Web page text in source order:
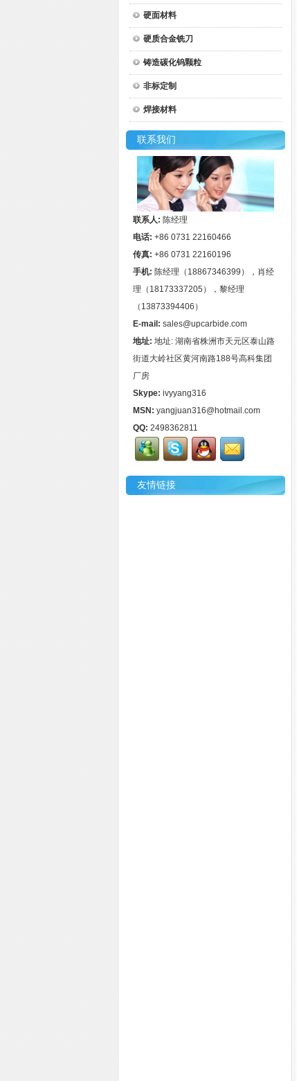
硬面材料
硬质合金铣刀
铸造碳化钨颗粒
非标定制
焊接材料
联系我们
联系人: 陈经理
电话: +86 0731 22160466
传真: +86 0731 22160196
手机: 陈经理（18867346399），肖经
理（18173337205），黎经理
（13873394406）
E-mail: sales@upcarbide.com
地址: 地址: 湖南省株洲市天元区泰山路
街道大岭社区黄河南路188号高科集团
厂房
Skype: ivyyang316
MSN: yangjuan316@hotmail.com
QQ: 2498362811
友情链接